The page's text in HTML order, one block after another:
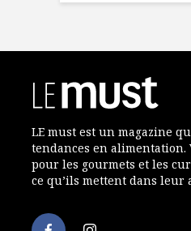
LE must est un magazine
tendances en alimentation.
pour les gourmets et les
ce qu’ils mettent dans leur